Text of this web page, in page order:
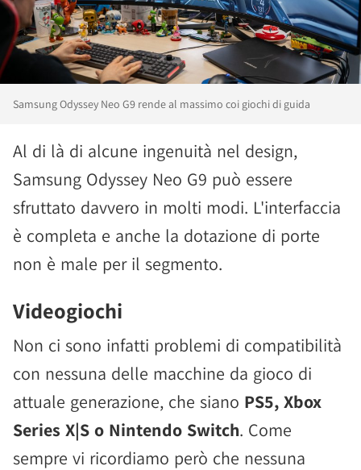
Samsung Odyssey Neo G9 rende al massimo coi giochi di guida
Al di là di alcune ingenuità nel design,
Samsung Odyssey Neo G9 può essere
sfruttato davvero in molti modi. L'interfaccia
è completa e anche la dotazione di porte
non è male per il segmento.
Videogiochi
Non ci sono infatti problemi di compatibilità
con nessuna delle macchine da gioco di
attuale generazione, che siano PS5, Xbox
Series X|S o Nintendo Switch. Come
sempre vi ricordiamo però che nessuna